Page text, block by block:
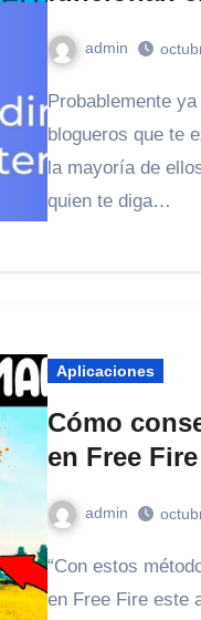
admin
Probablemente ya hayas encontrado un montón de
blogueros que te
la mayoría de
quien te diga…
Aplicaciones
Cómo
en Free Fire
admin
“Con estos métodos podrás conseguir un pase élite gratis
en Free Fire este